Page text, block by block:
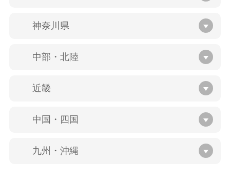
神奈川県
中部・北陸
近畿
中国・四国
九州・沖縄